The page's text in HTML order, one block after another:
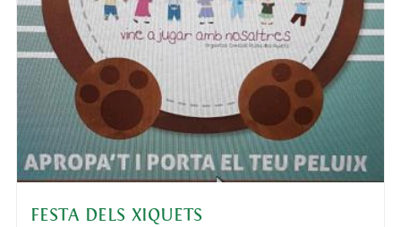
FESTA DELS XIQUETS